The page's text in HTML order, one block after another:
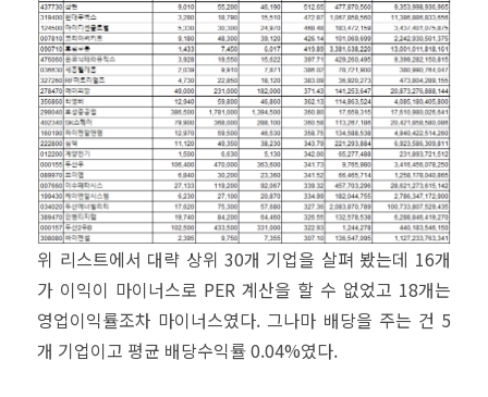
위 리스트에서 대략 상위 30개 기업을 살펴 봤는데 16개
가 이익이 마이너스로 PER 계산을 할 수 없었고 18개는
영업이익률조차 마이너스였다. 그나마 배당을 주는 건 5
개 기업이고 평균 배당수익률 0.04%였다.